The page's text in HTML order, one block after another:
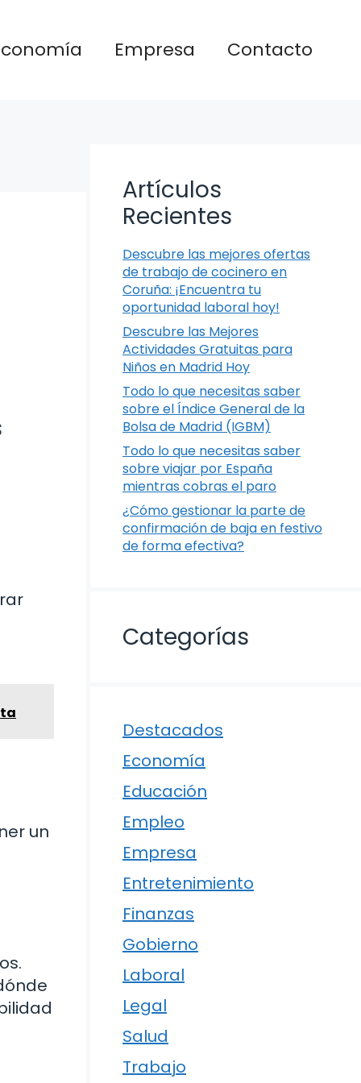
Empresa Contacto
un
Artículos
Recientes
Descubre las mejores ofertas
de trabajo de cocinero en
Coruña: ¡Encuentra tu
oportunidad laboral hoy!
Descubre las Mejores
Actividades Gratuitas para
Niños en Madrid Hoy
Todo lo que necesitas saber
sobre el Índice General de la
Bolsa de Madrid (IGBM)
Todo lo que necesitas saber
sobre viajar por España
mientras cobras el paro
¿Cómo gestionar la parte de
confirmación de baja en festivo
de forma efectiva?
Categorías
Destacados
Economía
Educación
Empleo
Empresa
Entretenimiento
Finanzas
Gobierno
Laboral
Legal
Salud
Trabajo